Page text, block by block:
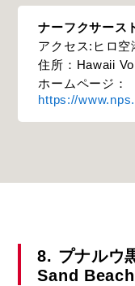
ナーフクサース
アクセス:ヒロ空
住所：Hawaii
ホームページ：
https://
8. プナルウ
Sand Beach